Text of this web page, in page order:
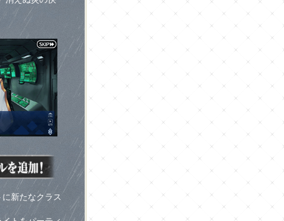
新たなクラス